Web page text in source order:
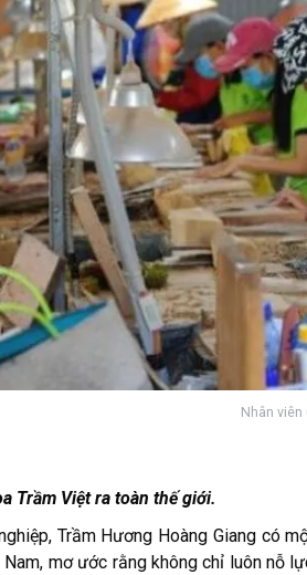
Nhân
Trầm Việt ra toàn thế giới.
Trầm Hương Hoàng Giang có
mơ ước rằng không chỉ luôn nỗ